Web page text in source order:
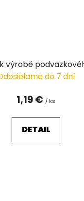
výrobě
do 7 dní
1,19 € / ks
DETAIL